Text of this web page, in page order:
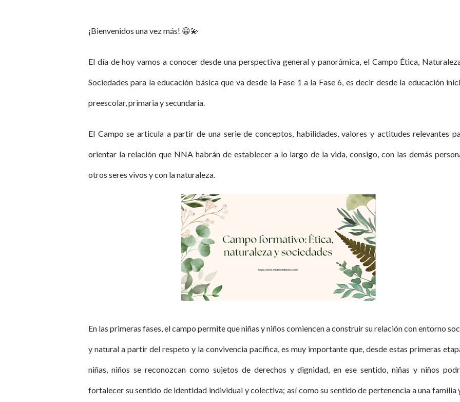
¡Bienvenidos una vez más! 😀💫
El día de hoy vamos a conocer desde una perspectiva general y panorámica, el Campo Ética,
Sociedades para la educación básica que va desde la Fase 1 a la Fase 6, es decir desde la educación
preescolar, primaria y secundaria.
El Campo se articula a partir de una serie de conceptos, habilidades, valores y actitudes relevantes
orientar la relación que NNA habrán de establecer a lo largo de la vida, consigo, con las demás
otros seres vivos y con la naturaleza.
En las primeras fases, el campo permite que niñas y niños comiencen a construir su relación con entorno
y natural a partir del respeto y la convivencia pacífica, es muy importante que, desde estas primeras
niñas, niños se reconozcan como sujetos de derechos y dignidad, en ese sentido, niñas y niños
fortalecer su sentido de identidad individual y colectiva; así como su sentido de pertenencia a una familia